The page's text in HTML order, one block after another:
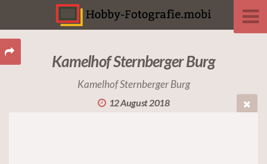
Kamelhof Sternberger Burg
Kamelhof Sternberger Burg
12 August 2018